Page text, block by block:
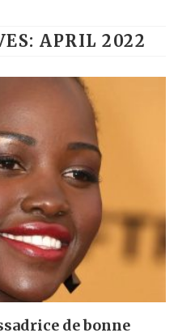
Réforme
Aliko
APRIL 2022
de bonne